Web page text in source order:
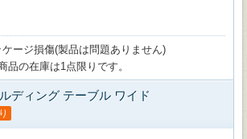
ケージ損傷(製品は問題ありません)
品の在庫は1点限りです。
ディング テーブル ワイド